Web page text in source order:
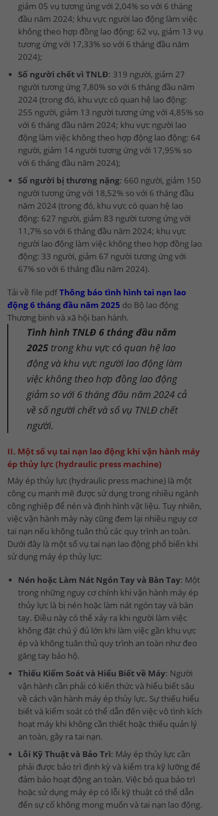
giảm 05 vụ tương úng với 2,04% so với 6 tháng
đầu năm 2024; khu vực người lao động làm việc
không theo hợp đồng lao động: 62 vụ, giảm 13 vụ
tương ứng với 17,33% so với 6 tháng đầu năm
2024);
Số người chết vì TNLĐ: 319 người, giảm 27
người tương ứng 7,80% so với 6 tháng đầu năm
2024 (trong đó, khu vực có quan hệ lao động:
255 người, giảm 13 người tương ứng với 4,85% so
với 6 tháng đầu năm 2024; khu vực người lao
động làm việc không theo hợp động lao động: 64
người, giảm 14 người tương ứng với 17,95% so
với 6 tháng đầu năm 2024);
Số người bị thương nặng: 660 người, giảm 150
người tương ứng với 18,52% so với 6 tháng đầu
năm 2024 (trong đó, khu vực có quan hệ lao
động: 627 người, giảm 83 người tương ứng với
11,7% so với 6 tháng đầu năm 2024; khu vực
người lao động làm việc không theo hợp đồng lao
động: 33 người, giảm 67 người tương ứng với
67% so với 6 tháng đầu năm 2024).
Tải về file pdfThông báo tình hình tai nạn lao
động 6 tháng đầu năm 2025 do Bộ lao động
Thương binh và xã hội ban hành.
Tình hình TNLĐ 6 tháng đầu năm
2025trong khu vực có quan hệ lao
động và khu vực người lao động làm
việc không theo hợp đồng lao động
giảm so với 6 tháng đầu năm 2024 cả
về số người chết và số vụ TNLĐ chết
người.
II. Một số vụ tai nạn lao động khi vận hành máy
ép thủy lực (hydraulic press machine)
Máy ép thủy lực (hydraulic press machine) là một
công cụ mạnh mẽ được sử dụng trong nhiều ngành
công nghiệp để nén và định hình vật liệu. Tuy nhiên,
việc vận hành máy này cũng đem lại nhiều nguy cơ
tai nạn nếu không tuân thủ các quy trình an toàn.
Dưới đây là một số vụ tai nạn lao động phổ biến khi
sử dụng máy ép thủy lực:
Nén hoặc Làm Nát Ngón Tay và Bàn Tay: Một
trong những nguy cơ chính khi vận hành máy ép
thủy lực là bị nén hoặc làm nát ngón tay và bàn
tay. Điều này có thể xảy ra khi người làm việc
không đặt chú ý đủ lớn khi làm việc gần khu vực
ép và không tuân thủ quy trình an toàn như đeo
găng tay bảo hộ.
Thiếu Kiểm Soát và Hiểu Biết về Máy: Người
vận hành cần phải có kiến thức và hiểu biết sâu
về cách vận hành máy ép thủy lực. Sự thiếu hiểu
biết và kiểm soát có thể dẫn đến việc vô tình kích
hoạt máy khi không cần thiết hoặc thiếu quản lý
an toàn, gây ra tai nạn.
Lỗi Kỹ Thuật và Bảo Trì: Máy ép thủy lực cần
phải được bảo trì định kỳ và kiểm tra kỹ lưỡng để
đảm bảo hoạt động an toàn. Việc bỏ qua bảo trì
hoặc sử dụng máy ép có lỗi kỹ thuật có thể dẫn
đến sự cố không mong muốn và tai nạn lao động.